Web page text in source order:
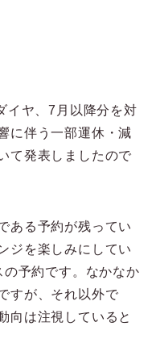
イヤ、7月以降分を対
に伴う一部運休・減
て発表しましたので
ある予約が残ってい
ジを楽しみにしてい
予約です。なかなか
すが、それ以外で
向は注視していると